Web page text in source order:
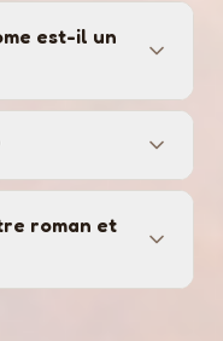
est-il un
roman et